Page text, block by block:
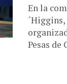
En la
Pesas de